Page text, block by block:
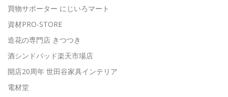
買物サポーター にじいろマート
資材PRO-STORE
造花の専門店 きつつき
酒シンドバッド楽天市場店
開店20周年 世田谷家具インテリア
電材堂